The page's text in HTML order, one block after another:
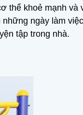
thể khoẻ mạnh và
ngày làm
tập trong nhà.